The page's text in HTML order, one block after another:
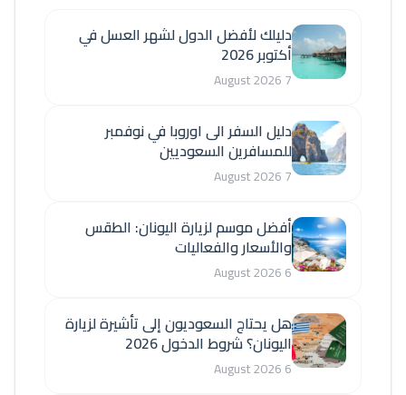
دليلك لأفضل الدول لشهر العسل في
أكتوبر 2026
7 August 2026
دليل السفر الى اوروبا في نوفمبر
للمسافرين السعوديين
7 August 2026
أفضل موسم لزيارة اليونان: الطقس
والأسعار والفعاليات
6 August 2026
هل يحتاج السعوديون إلى تأشيرة لزيارة
اليونان؟ شروط الدخول 2026
6 August 2026